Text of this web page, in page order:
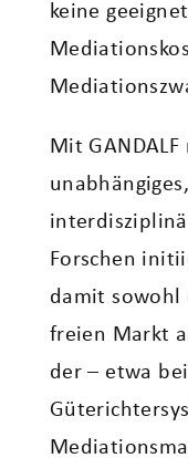
keine
Mit
Forschen
damit sowohl
freien Markt
der – etwa